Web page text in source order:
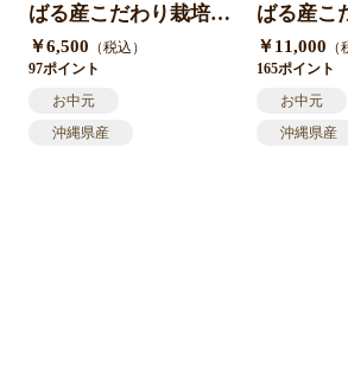
ばる産こだわり栽培
「わかのマンゴー」送
料無料クール便対応
＊農家直送7月中旬発
送開始予定
￥6,500 （税込）
97ポイント
お中元
沖縄県産
ばる産こ
「わかの
料無料ク
＊農家直
送開始予定
￥11,000 （
165ポイント
お中元
沖縄県産